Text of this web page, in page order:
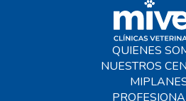
QUIENES
NUESTROS